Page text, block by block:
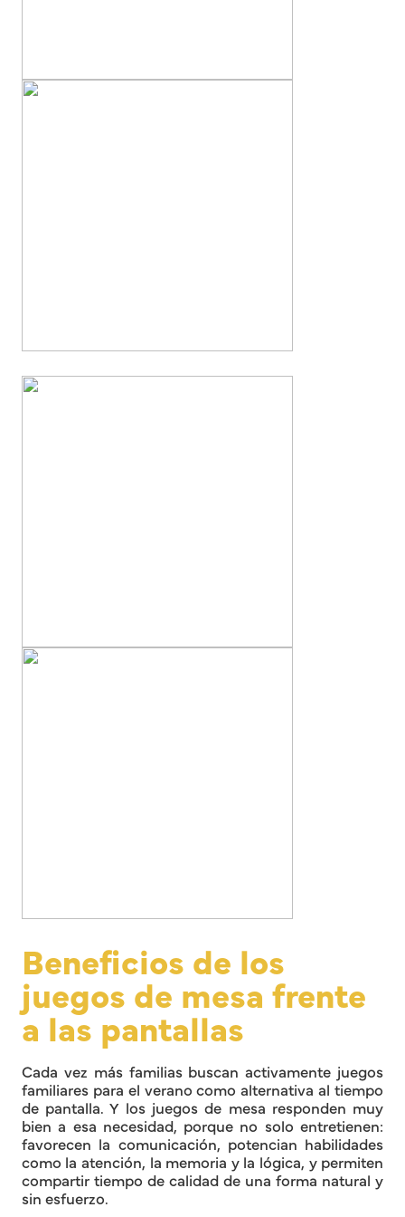
Beneficios de los
juegos de mesa frente
a las pantallas
Cada vez más familias buscan activamente juegos
familiares para el verano como alternativa al tiempo
de pantalla. Y los juegos de mesa responden muy
bien a esa necesidad, porque no solo entretienen:
favorecen la comunicación, potencian habilidades
como la atención, la memoria y la lógica, y permiten
compartir tiempo de calidad de una forma natural y
sin esfuerzo.